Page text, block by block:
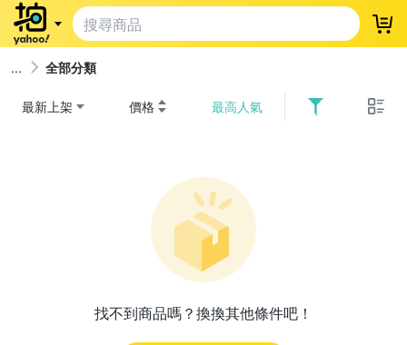
登
全部分類
最新上架 價格 最高人氣
找不到商品嗎？換換其他條件吧！